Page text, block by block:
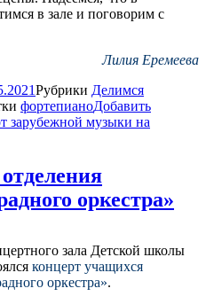
в зале и поговорим с
Лилия Еремеева
Рубрики Делимся
фортепианоДобавить
зарубежной музыки на
оркестра»
зала Детской школы
концерт учащихся
оркестра».